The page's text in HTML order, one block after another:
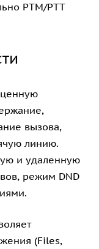
PTM/PTT
вызова,
линию.
и удаленную
режим DND
(Files,